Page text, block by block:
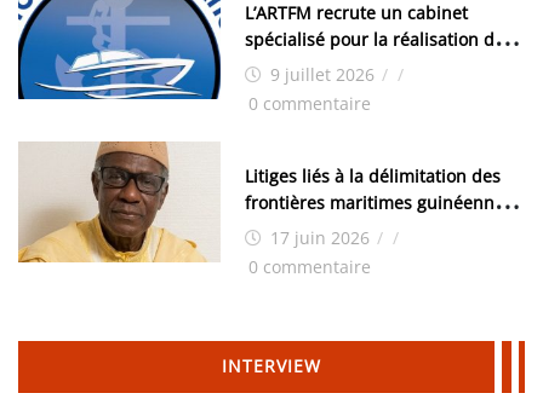
L’ARTFM recrute un cabinet
spécialisé pour la réalisation des
études techniques
9 juillet 2026 / /
0 commentaire
Litiges liés à la délimitation des
frontières maritimes guinéennes:
Idrissa Chérif écrit au ministre
des Hydrocarbures
17 juin 2026 / /
0 commentaire
INTERVIEW